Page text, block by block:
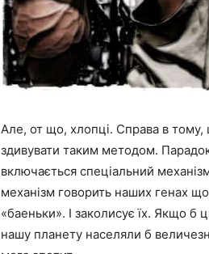
Але, от що, хлопці. Справа в тому,
здивувати таким методом.
включається спеціальний
механізм говорить наших генах
«баеньки». І заколисує їх. Якщо
нашу планету населяли б